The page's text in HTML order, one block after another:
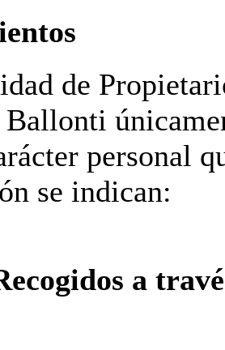
de
personal
se indican:
a